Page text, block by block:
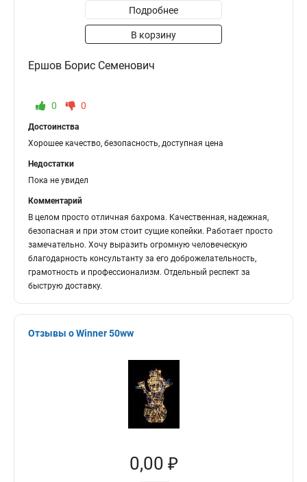
Подробнее
В корзину
Ершов Борис Семенович
0 0
Достоинства
Хорошее качество, безопасность, доступная цена
Недостатки
Пока не увидел
Комментарий
В целом просто отличная бахрома. Качественная, надежная,
безопасная и при этом стоит сущие копейки. Работает просто
замечательно. Хочу выразить огромную человеческую
благодарность консультанту за его доброжелательность,
грамотность и профессионализм. Отдельный респект за
быструю доставку.
Отзывы о Winner 50ww
0,00 ₽